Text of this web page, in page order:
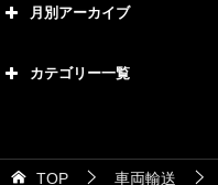
月別アーカイブ
2026年5月
カテゴリー一覧
21号車
TOP
車両輸送